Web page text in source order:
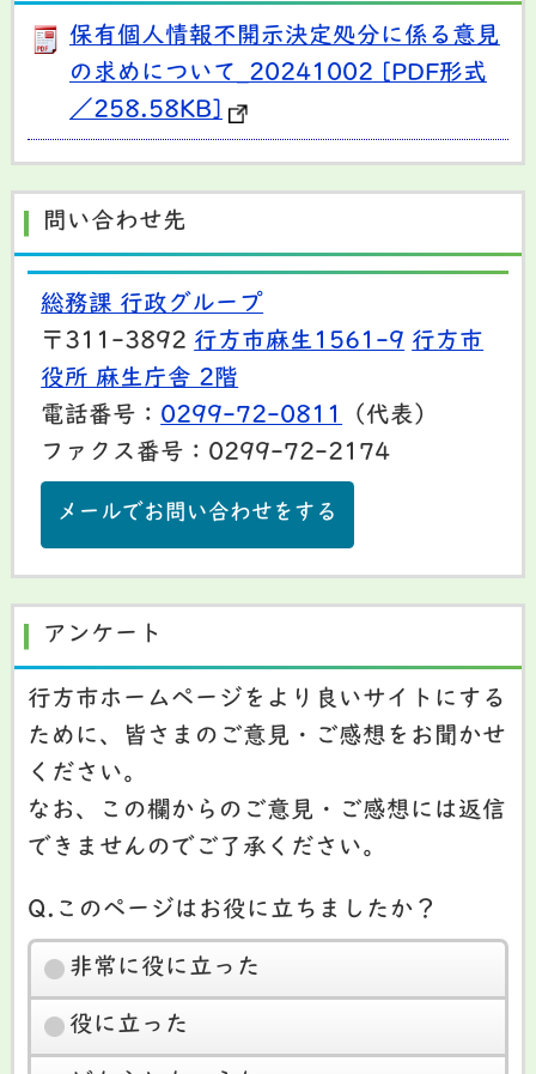
保有個人情報不開示決定処分に係る意見
の求めについて_20241002 [PDF形式
／258.58KB]
問い合わせ先
総務課 行政グループ
〒311-3892 行方市麻生1561-9 行方市
役所 麻生庁舎 2階
電話番号： 0299-72-0811
（代表）
ファクス番号：0299-72-2174
メールでお問い合わせをする
アンケート
行方市ホームページをより良いサイトにする
ために、皆さまのご意見・ご感想をお聞かせ
ください。
なお、この欄からのご意見・ご感想には返信
できませんのでご了承ください。
Q.このページはお役に立ちましたか？
非常に役に立った
役に立った